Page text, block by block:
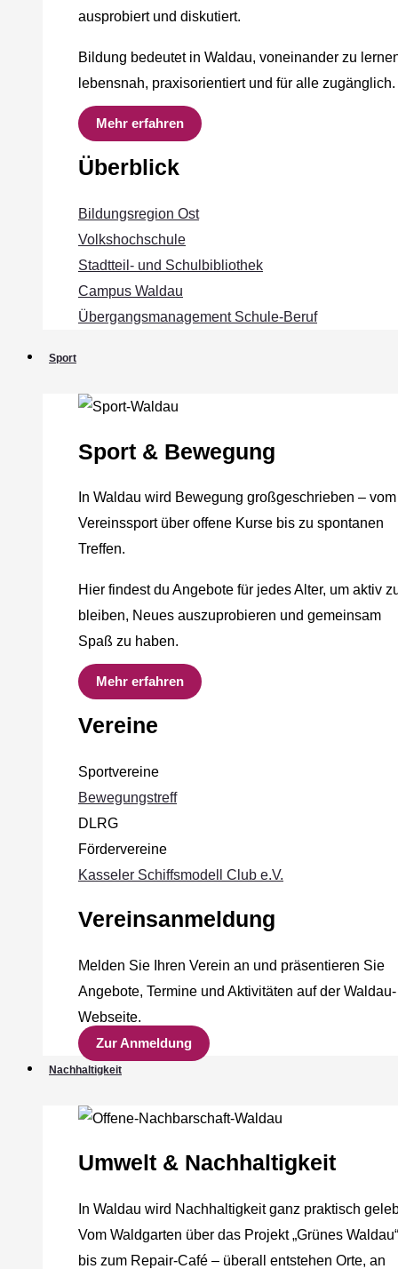
ausprobiert und diskutiert.
Bildung bedeutet in Waldau, voneinander zu
lebensnah, praxisorientiert und für alle zugänglich.
Mehr erfahren
Überblick
Bildungsregion Ost
Volkshochschule
Stadtteil- und Schulbibliothek
Campus Waldau
Übergangsmanagement Schule‐Beruf
Sport
Sport & Bewegung
In Waldau wird Bewegung großgeschrieben – vom
Vereinssport über offene Kurse bis zu spontanen
Treffen.
Hier findest du Angebote für jedes Alter, um aktiv
bleiben, Neues auszuprobieren und gemeinsam
Spaß zu haben.
Mehr erfahren
Vereine
Sportvereine
Bewegungstreff
DLRG
Fördervereine
Kasseler Schiffsmodell Club e.V.
Vereinsanmeldung
Melden Sie Ihren Verein an und präsentieren Sie
Angebote, Termine und Aktivitäten auf der Waldau-
Webseite.
Zur Anmeldung
Nachhaltigkeit
Umwelt & Nachhaltigkeit
In Waldau wird Nachhaltigkeit ganz praktisch
Vom Waldgarten über das Projekt „Grünes Waldau“
bis zum Repair-Café – überall entstehen Orte, an